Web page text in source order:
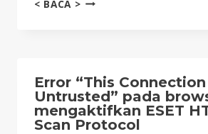
< BACA >
VIRUS
SHORTCUT
(LNK
EXPLOIT)
Error “This
Untrusted” pada
mengaktifkan ESET
Scan Protocol